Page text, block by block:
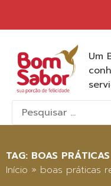
Um
Pesquisar
por:
TAG: BOAS
Início » boas práticas